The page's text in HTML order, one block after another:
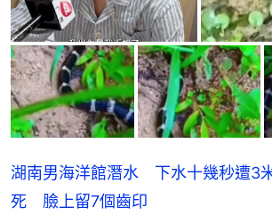
湖南男海洋館潛水 下水十幾秒遭3
死 臉上留7個齒印